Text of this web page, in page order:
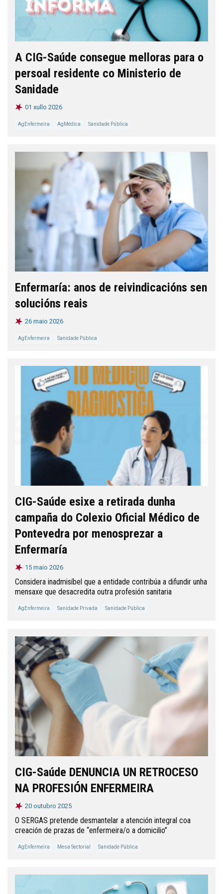
A CIG-Saúde consegue melloras para o
persoal residente co Ministerio de
Sanidade
01 xullo 2026
AgEnfermeira AgMédica Sanidade Pública
Enfermaría: anos de reivindicacións sen
solucións reais
26 maio 2026
AgEnfermeira Sanidade Pública
CIG-Saúde esixe a retirada dunha
campaña do Colexio Oficial Médico de
Pontevedra por menosprezar a
Enfermaría
15 maio 2026
Considera inadmisíbel que a entidade contribúa a difundir unha
mensaxe que desacredita outra profesión sanitaria
AgEnfermeira Sanidade Privada Sanidade Pública
CIG-Saúde DENUNCIA UN RETROCESO
NA PROFESIÓN ENFERMEIRA
20 outubro 2025
O SERGAS pretende desmantelar a atención integral coa
creación de prazas de “enfermeira/o a domicilio”
AgEnfermeira Mesa Sectorial Sanidade Pública